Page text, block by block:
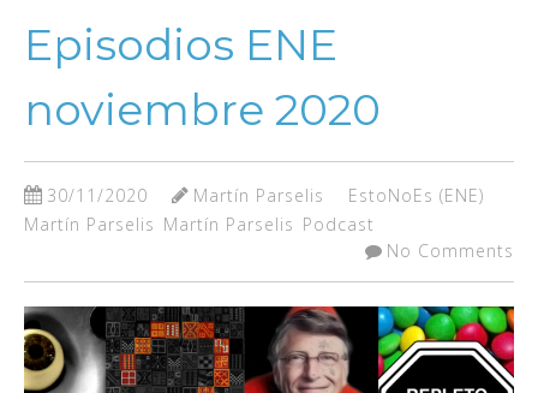
Episodios ENE
noviembre 2020
30/11/2020 Martín Parselis
EstoNoEs (ENE)
Martín Parselis Martín Parselis Podcast
No Comments